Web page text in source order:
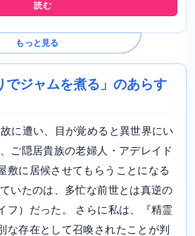
読む
もっと見る
でジャムを煮る」のあらす
に遭い、目が覚めると異世界にい
ご隠居貴族の老婦人・アデレイド
敷に居候させてもらうことになる
いたのは、多忙な前世とは真逆の
フ）だった。 さらに私は、『精霊
な存在として召喚されたことが判